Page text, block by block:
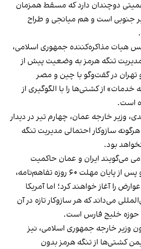
دوچندان دارد که مسقط همزمان
است و هم میانجی و طراح
هیات مذاکره‌کننده جمهوری اسلامی،
تنگه هرمز به وضعیت پیش از
در گفت‌وگو با چین و مصر
از کشتی‌ها را با الگوگیری از
است.
وزیر خارجه عمان، چهارم تیر در دیدار
هرگونه سازوکار احتمالی مدیریت تنگه
بود.
می‌گویند ایران و عمان حاکمیت
مشترکی بر تنگه دارند و پس از پایان مهلت ۶۰ روزه تفاهم‌نامه،
را آغاز خواهند کرد؛ اما آمریکا
می‌داند که هر سازوکار تازه در آن
حوزه خلیج فارس است.
وزیر خارجه جمهوری اسلامی، نیز
کشتی‌ها از تنگه هرمز بدون